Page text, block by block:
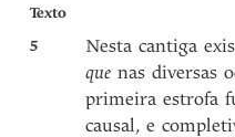
Texto
5
Nesta cantiga
que nas diversas
primeira estrofa
causal, e